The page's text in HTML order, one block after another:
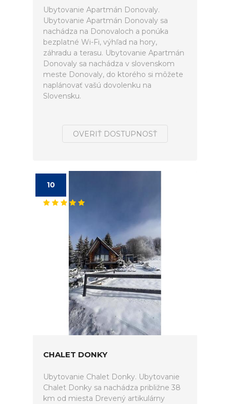
Ubytovanie Apartmán Donovaly.
Ubytovanie Apartmán Donovaly sa
nachádza na Donovaloch a ponúka
bezplatné Wi-Fi, výhľad na hory,
záhradu a terasu. Ubytovanie Apartmán
Donovaly sa nachádza v slovenskom
meste Donovaly, do ktorého si môžete
naplánovať vašú dovolenku na
Slovensku.
OVERIŤ DOSTUPNOSŤ
10
CHALET DONKY
Ubytovanie Chalet Donky. Ubytovanie
Chalet Donky sa nachádza približne 38
km od miesta Drevený artikulárny